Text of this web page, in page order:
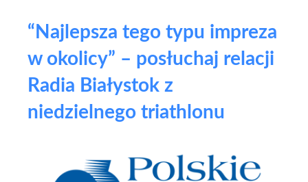
“Najlepsza tego typu impreza
w okolicy” – posłuchaj relacji
Radia Białystok z
niedzielnego triathlonu